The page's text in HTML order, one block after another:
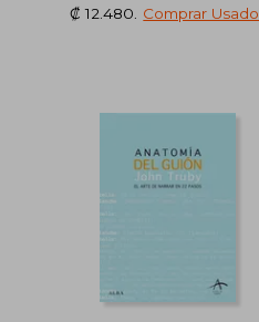
₡ 12.480
Comprar Usado